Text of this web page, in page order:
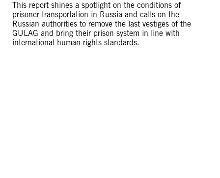
This report shines a spotlight on the conditions of
prisoner transportation in Russia and calls on the
Russian authorities to remove the last vestiges of the
GULAG and bring their prison system in line with
international human rights standards.